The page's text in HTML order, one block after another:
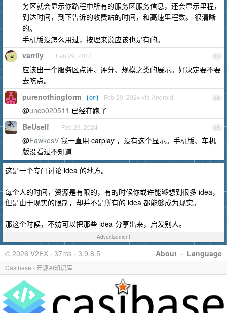
务区就会显示你路程中所有的服务区服务信息，还会显示里程，
到达时间，到下告诉的收费站的时间，和高速里程数。 很清晰
的。
手机版没怎么用过，按理来说应该也是有的。
13
varrily Feb 29, 2024
应该出一个服务区点评、评分、规模之类的展示。好决定要不要
去吃点。
14
purenothingform OP Feb 29, 2024 via Android
@unco020511 已经在跑了
15
BeUself Feb 29, 2024
@FawkesV 我一直用 carplay ，没有这个显示。手机版、车机
版没看过不知道
这是一个专门讨论 idea 的地方。
每个人的时间，资源是有限的，有的时候你或许能够想到很多 idea，
但是由于现实的限制，却并不是所有的 idea 都能够成为现实。
那这个时候，不妨可以把那些 idea 分享出来，启发别人。
Advertisement
About · Language
© 2026 V2EX · 37ms · 3.9.8.5
Casibase - 开源AI知识库